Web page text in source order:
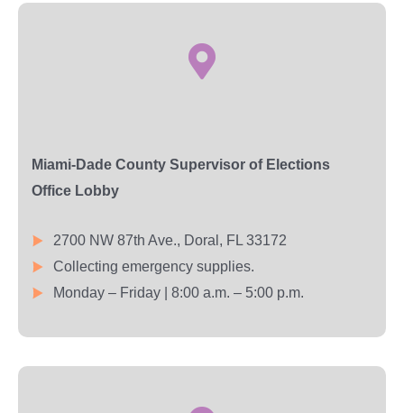
Miami-Dade County Supervisor of Elections
Office Lobby
2700 NW 87th Ave., Doral, FL 33172
Collecting emergency supplies.
Monday – Friday | 8:00 a.m. – 5:00 p.m.